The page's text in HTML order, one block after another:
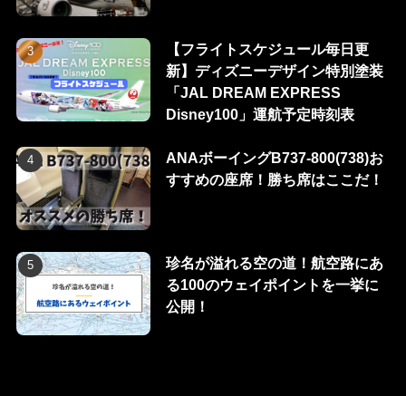
【フライトスケジュール毎日更
新】ディズニーデザイン特別塗装
「JAL DREAM EXPRESS
Disney100」運航予定時刻表
ANAボーイングB737-800(738)お
すすめの座席！勝ち席はここだ！
珍名が溢れる空の道！航空路にあ
る100のウェイポイントを一挙に
公開！